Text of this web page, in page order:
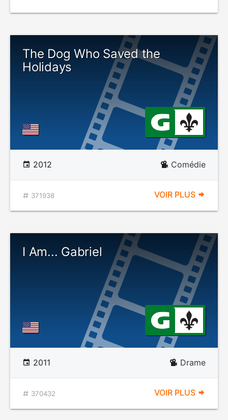
The Dog Who Saved the
Holidays
2012 Comédie
371938 VOIR PLUS
I Am... Gabriel
2011 Drame
370432 VOIR PLUS